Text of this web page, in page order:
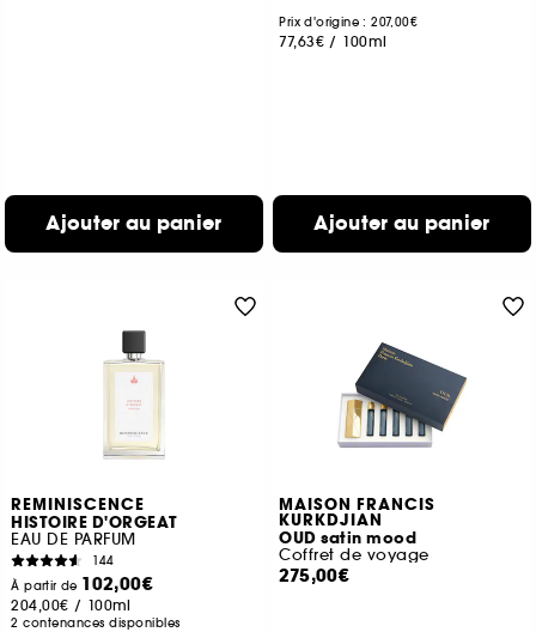
Ajouter au panier
Prix d'origine : 207,00€
77,63€ / 100ml
Ajouter au panier
REMINISCENCE
HISTOIRE D'ORGEAT
EAU DE PARFUM
144
À partir de 102,00€
204,00€ / 100ml
2 contenances disponibles
MAISON FRANCIS
KURKDJIAN
OUD satin mood
Coffret de voyage
275,00€